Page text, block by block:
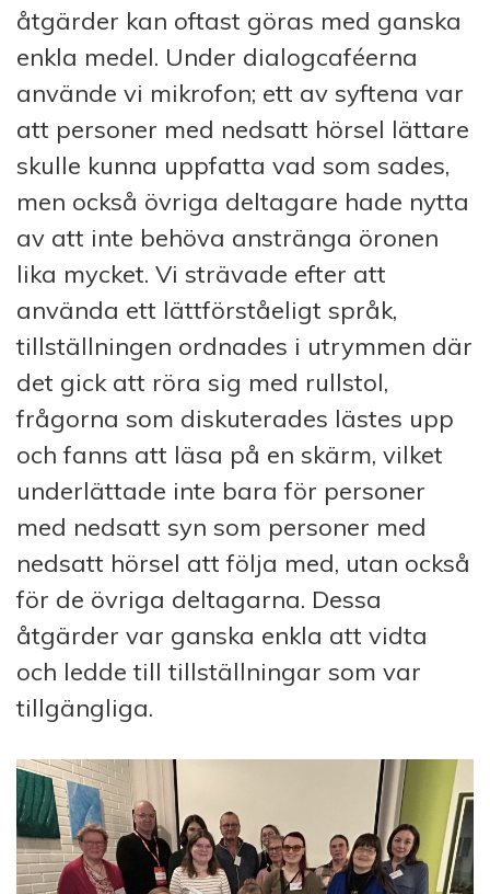
åtgärder kan oftast göras med ganska
enkla medel. Under dialogcaféerna
använde vi mikrofon; ett av syftena var
att personer med nedsatt hörsel lättare
skulle kunna uppfatta vad som sades,
men också övriga deltagare hade nytta
av att inte behöva anstränga öronen
lika mycket. Vi strävade efter att
använda ett lättförståeligt språk,
tillställningen ordnades i utrymmen där
det gick att röra sig med rullstol,
frågorna som diskuterades lästes upp
och fanns att läsa på en skärm, vilket
underlättade inte bara för personer
med nedsatt syn som personer med
nedsatt hörsel att följa med, utan också
för de övriga deltagarna. Dessa
åtgärder var ganska enkla att vidta
och ledde till tillställningar som var
tillgängliga.